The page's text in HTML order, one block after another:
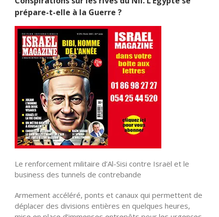
prépare-t-elle à la Guerre ?
Le renforcement militaire d’Al-Sisi contre Israël et le
business des tunnels de contrebande
Armement accéléré, ponts et canaux qui permettent de
déplacer des divisions entières en quelques heures,